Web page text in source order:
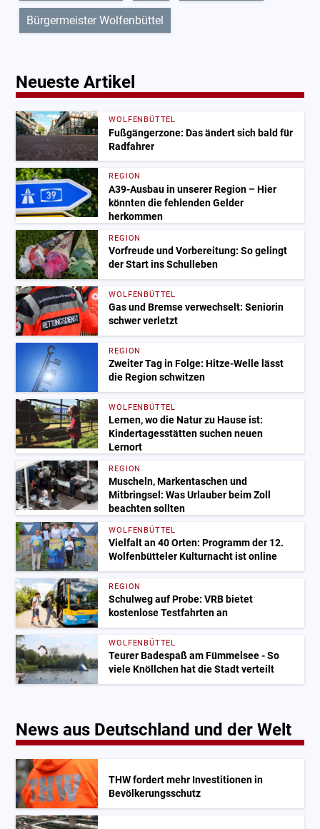
Bürgermeister Wolfenbüttel
Neueste Artikel
WOLFENBÜTTEL
Fußgängerzone: Das ändert sich bald für
Radfahrer
REGION
A39-Ausbau in unserer Region – Hier
könnten die fehlenden Gelder
herkommen
REGION
Vorfreude und Vorbereitung: So gelingt
der Start ins Schulleben
WOLFENBÜTTEL
Gas und Bremse verwechselt: Seniorin
schwer verletzt
REGION
Zweiter Tag in Folge: Hitze-Welle lässt
die Region schwitzen
WOLFENBÜTTEL
Lernen, wo die Natur zu Hause ist:
Kindertagesstätten suchen neuen
Lernort
REGION
Muscheln, Markentaschen und
Mitbringsel: Was Urlauber beim Zoll
beachten sollten
WOLFENBÜTTEL
Vielfalt an 40 Orten: Programm der 12.
Wolfenbütteler Kulturnacht ist online
REGION
Schulweg auf Probe: VRB bietet
kostenlose Testfahrten an
WOLFENBÜTTEL
Teurer Badespaß am Fümmelsee - So
viele Knöllchen hat die Stadt verteilt
News aus Deutschland und der Welt
THW fordert mehr Investitionen in
Bevölkerungsschutz